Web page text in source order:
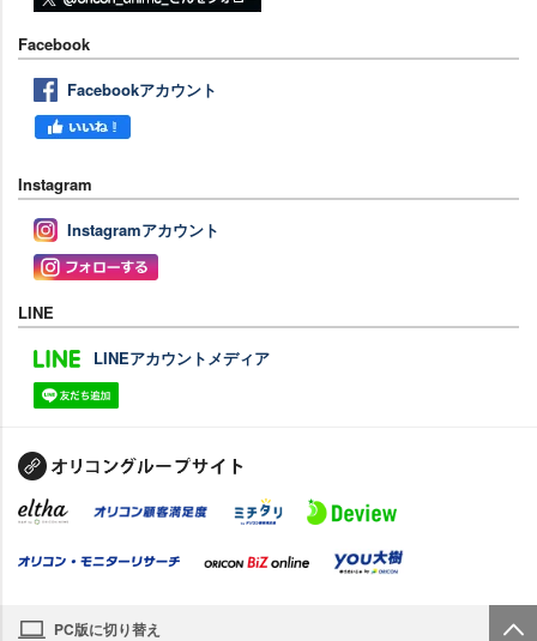
Facebook
Facebookアカウント
Instagram
Instagramアカウント
LINE
LINEアカウントメディア
PC版に切り替え